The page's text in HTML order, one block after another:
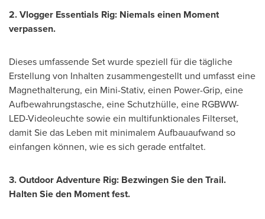
2. Vlogger Essentials Rig: Niemals einen Moment
verpassen.
Dieses umfassende Set wurde speziell für die tägliche
Erstellung von Inhalten zusammengestellt und umfasst eine
Magnethalterung, ein Mini-Stativ, einen Power-Grip, eine
Aufbewahrungstasche, eine Schutzhülle, eine RGBWW-
LED-Videoleuchte sowie ein multifunktionales Filterset,
damit Sie das Leben mit minimalem Aufbauaufwand so
einfangen können, wie es sich gerade entfaltet.
3. Outdoor Adventure Rig: Bezwingen Sie den Trail.
Halten Sie den Moment fest.